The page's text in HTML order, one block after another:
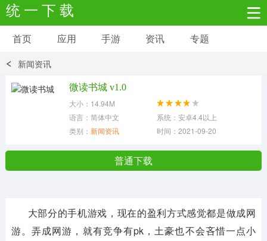
统 一 下 载
安卓应用 安卓游戏
系统工具 其它应用
首页 应用 手游 资讯 专题
新闻资讯
微读书城 v1.0
大小：14.94M
语言：简体中文
系统：安卓4.4以上
类别： 新闻资讯 时间：2021-09-20
普通下载
大部分的手机游戏，现在的盈利方式感觉都是做成网
游。弄成网游，就有竞争有pk，土豪也不会吝惜一点小